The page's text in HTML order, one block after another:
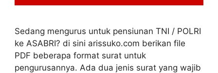
Sedang mengurus untuk pensiunan TNI / POLRI
ke ASABRI? di sini arissuko.com berikan file
PDF beberapa format surat untuk
pengurusannya. Ada dua jenis surat yang wajib